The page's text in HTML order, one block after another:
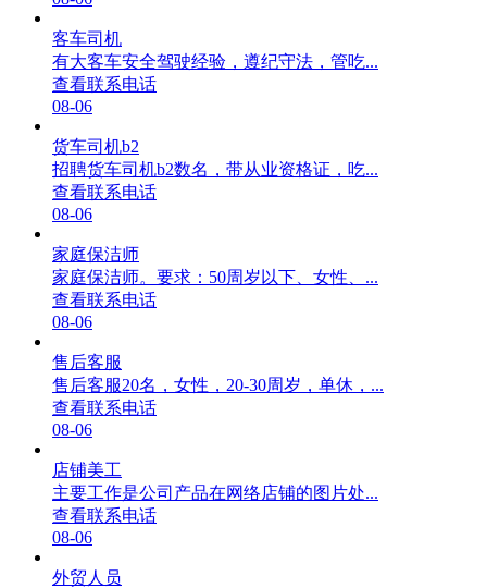
客车司机
有大客车安全驾驶经验，遵纪守法，管吃...
查看联系电话
08-06
货车司机b2
招聘货车司机b2数名，带从业资格证，吃...
查看联系电话
08-06
家庭保洁师
家庭保洁师。要求：50周岁以下、女性、...
查看联系电话
08-06
售后客服
售后客服20名，女性，20-30周岁，单休，...
查看联系电话
08-06
店铺美工
主要工作是公司产品在网络店铺的图片处...
查看联系电话
08-06
外贸人员